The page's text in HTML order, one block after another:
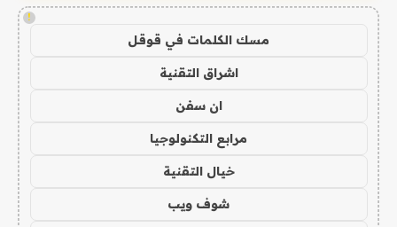
!
مسك الكلمات في قوقل
اشراق التقنية
ان سفن
مرابع التكنولوجيا
خيال التقنية
شوف ويب